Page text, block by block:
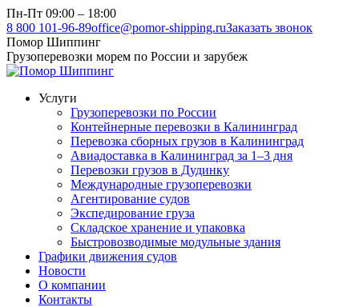
Перейти
к
содержанию
Пн-Пт 09:00 – 18:00
8 800 101-96-89office@pomor-shipping.ruЗаказать звонок
Помор Шиппинг
Грузоперевозки морем по России и зарубеж
Услуги
Грузоперевозки по России
Контейнерные перевозки в Калининград
Перевозка сборных грузов в Калининград
Авиадоставка в Калининград за 1–3 дня
Перевозки грузов в Дудинку
Международные грузоперевозки
Агентирование судов
Экспедирование груза
Складское хранение и упаковка
Быстровозводимые модульные здания
Графики движения судов
Новости
О компании
Контакты